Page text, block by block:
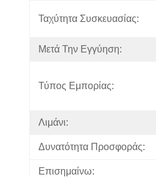
Ταχύτητα Συσκευασίας:
Μετά Την Εγγύηση:
Τύπος Εμπορίας:
Λιμάνι:
Δυνατότητα Προσφοράς:
Επισημαίνω: